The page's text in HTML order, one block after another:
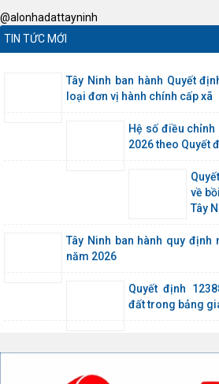
@alonhadattayninh
TIN TỨC MỚI
Tây Ninh ban hành Quyết
loại đơn vị hành chính cấp xã
Hệ số điều chỉnh
2026 theo Quyết
về
Tây
Tây Ninh ban hành quy
năm 2026
Quyết định
đất trong bảng